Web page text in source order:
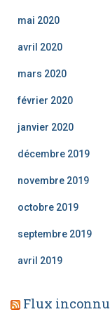
mai 2020
avril 2020
mars 2020
février 2020
janvier 2020
décembre 2019
novembre 2019
octobre 2019
septembre 2019
avril 2019
Flux inconnu